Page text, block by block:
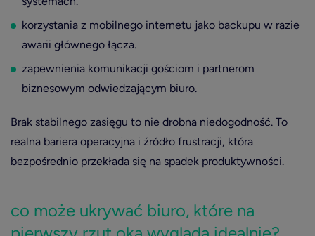
korzystania z mobilnego internetu jako backupu w razie
awarii głównego łącza.
zapewnienia komunikacji gościom i partnerom
biznesowym odwiedzającym biuro.
Brak stabilnego zasięgu to nie drobna niedogodność. To
realna bariera operacyjna i źródło frustracji, która
bezpośrednio przekłada się na spadek produktywności.
co może ukrywać biuro, które na